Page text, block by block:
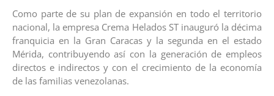
Como parte de su plan de expansión en todo el territorio
nacional, la empresa Crema Helados ST inauguró la décima
franquicia en la Gran Caracas y la segunda en el estado
Mérida, contribuyendo así con la generación de empleos
directos e indirectos y con el crecimiento de la economía
de las familias venezolanas.